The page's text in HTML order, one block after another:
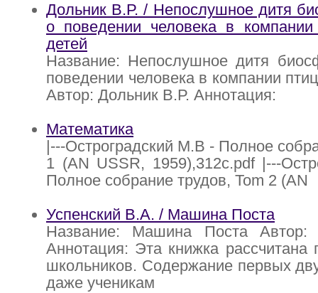
Дольник В.Р. / Непослушное дитя
о поведении человека в
детей
Название: Непослушное дитя
поведении человека в компании
Автор: Дольник В.Р. Аннотация:
Математика
|---Остроградский М.В - Полное
1 (AN USSR, 1959),312с.pdf |---
Полное собрание трудов, Tom 2 (AN
Успенский В.А. / Машина Поста
Название: Машина Поста Автор:
Аннотация: Эта книжка рассчитана
школьников. Содержание первых
даже ученикам